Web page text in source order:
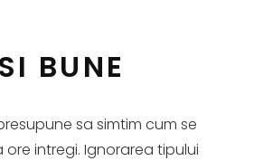
BUNE
sa simtim cum se
intregi. Ignorarea tipului